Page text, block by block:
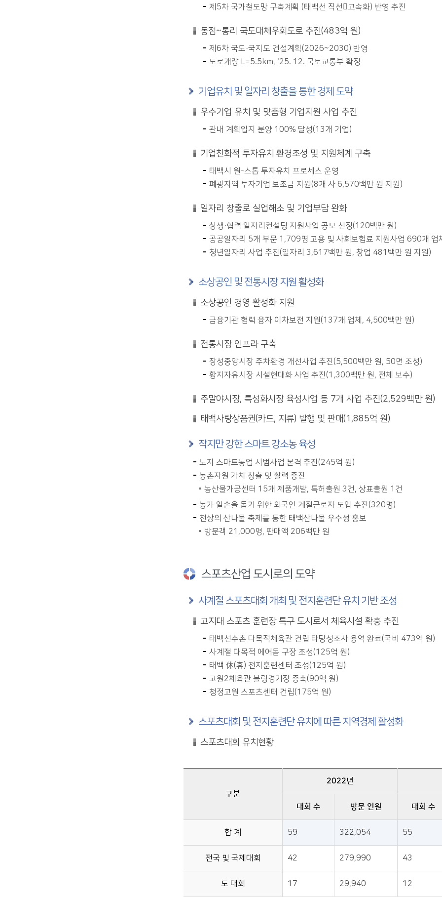
제5차 국가철도망 구축계획 (태백선 직선고속화) 반영 추진
동점~통리 국도대체우회도로 추진(483억 원)
제6차 국도·국지도 건설계획(2026~2030) 반영
도로개량 L=5.5km, ’25. 12. 국토교통부 확정
기업유치 및 일자리 창출을 통한 경제 도약
우수기업 유치 및 맞춤형 기업지원 사업 추진
관내 계획입지 분양 100% 달성(13개 기업)
기업친화적 투자유치 환경조성 및 지원체계 구축
태백시 원-스톱 투자유치 프로세스 운영
폐광지역 투자기업 보조금 지원(8개 사 6,570백만 원 지원)
일자리 창출로 실업해소 및 기업부담 완화
상생·협력 일자리컨설팅 지원사업 공모 선정(120백만 원)
공공일자리 5개 부문 1,709명 고용 및 사회보험료 지원사업 690개 업
청년일자리 사업 추진(일자리 3,617백만 원, 창업 481백만 원 지원)
소상공인 및 전통시장 지원 활성화
소상공인 경영 활성화 지원
금융기관 협력 융자 이차보전 지원(137개 업체, 4,500백만 원)
전통시장 인프라 구축
장성중앙시장 주차환경 개선사업 추진(5,500백만 원, 50면 조성)
황지자유시장 시설현대화 사업 추진(1,300백만 원, 전체 보수)
주말야시장, 특성화시장 육성사업 등 7개 사업 추진(2,529백만 원)
태백사랑상품권(카드, 지류) 발행 및 판매(1,885억 원)
작지만 강한 스마트 강소농 육성
노지 스마트농업 시범사업 본격 추진(245억 원)
농촌자원 가치 창출 및 활력 증진
농산물가공센터 15개 제품개발, 특허출원 3건, 상표출원 1건
농가 일손을 돕기 위한 외국인 계절근로자 도입 추진(320명)
천상의 산나물 축제를 통한 태백산나물 우수성 홍보
방문객 21,000명, 판매액 206백만 원
스포츠산업 도시로의 도약
사계절 스포츠대회 개최 및 전지훈련단 유치 기반 조성
고지대 스포츠 훈련장 특구 도시로서 체육시설 확충 추진
태백선수촌 다목적체육관 건립 타당성조사 용역 완료(국비 473억 원)
사계절 다목적 에어돔 구장 조성(125억 원)
태백 休(휴) 전지훈련센터 조성(125억 원)
고원2체육관 볼링경기장 증축(90억 원)
청정고원 스포츠센터 건립(175억 원)
스포츠대회 및 전지훈련단 유치에 따른 지역경제 활성화
스포츠대회 유치현황
구분
2022년
대회 수 방문 인원 대회 수
합 계 59 322,054 55
전국 및 국제대회 42 279,990 43
도 대회 17 29,940 12